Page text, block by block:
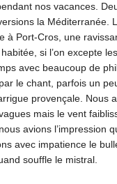
nos vacances.
la Méditerranée.
à Port-Cros, une
si l’on excepte
avec beaucoup de
le chant, parfois un
provençale. Nous
mais le vent
avions l’impression
avec impatience le
souffle le mistral.